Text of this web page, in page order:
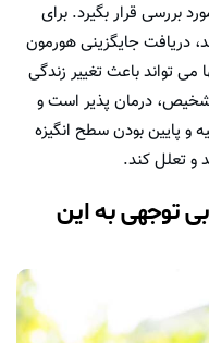
بررسی قرار بگیرد. برای
دریافت جایگزینی هورمون
تواند باعث تغییر زندگی
درمان پذیر است و
و پایین بودن سطح انگیزه
و تعلل کند.
توجهی به این